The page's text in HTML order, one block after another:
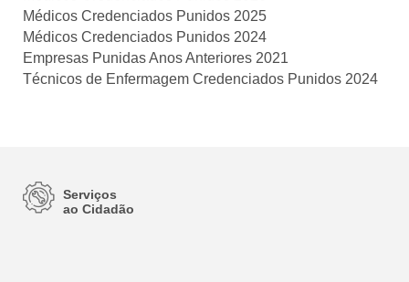
Médicos Credenciados Punidos 2025
Médicos Credenciados Punidos 2024
Empresas Punidas Anos Anteriores 2021
Técnicos de Enfermagem Credenciados Punidos 2024
Serviços
ao Cidadão